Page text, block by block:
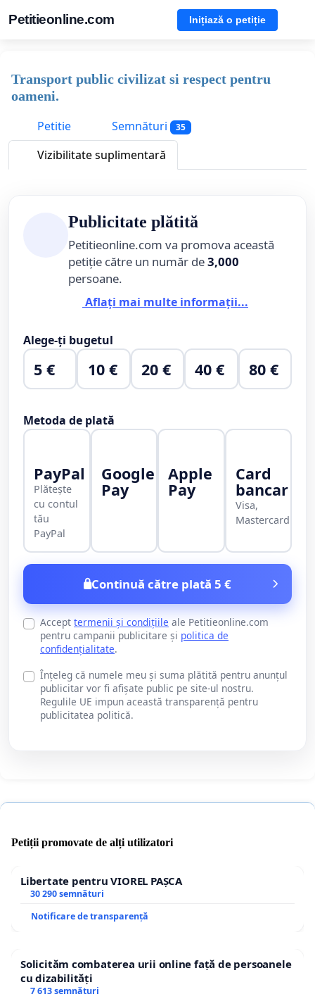
Petitieonline.com Inițiază o petiție
Transport public civilizat si respect pentru
oameni.
Petitie
Semnături 35
Vizibilitate suplimentară
Publicitate plătită
Petitieonline.com va promova această
petiție către un număr de3,000
persoane.
Aflați mai multe informații...
Alege-ți bugetul
5 € 10 € 20 € 40 € 80 €
Metoda de plată
PayPal
Plătește
cu contul
tău
PayPal
Google
Pay
Apple
Pay
Card
bancar
Visa,
Mastercard
Continuă către plată 5 €
Accept termenii și condițiile ale Petitieonline.com
pentru campanii publicitare și politica de
confidențialitate.
Înțeleg că numele meu și suma plătită pentru anunțul
publicitar vor fi afișate public pe site-ul nostru.
Regulile UE impun această transparență pentru
publicitatea politică.
Petiții promovate de alți utilizatori
Libertate pentru VIOREL PAȘCA
30 290 semnături
Notificare de transparență
Solicităm combaterea urii online față de persoanele
cu dizabilități
7 613 semnături